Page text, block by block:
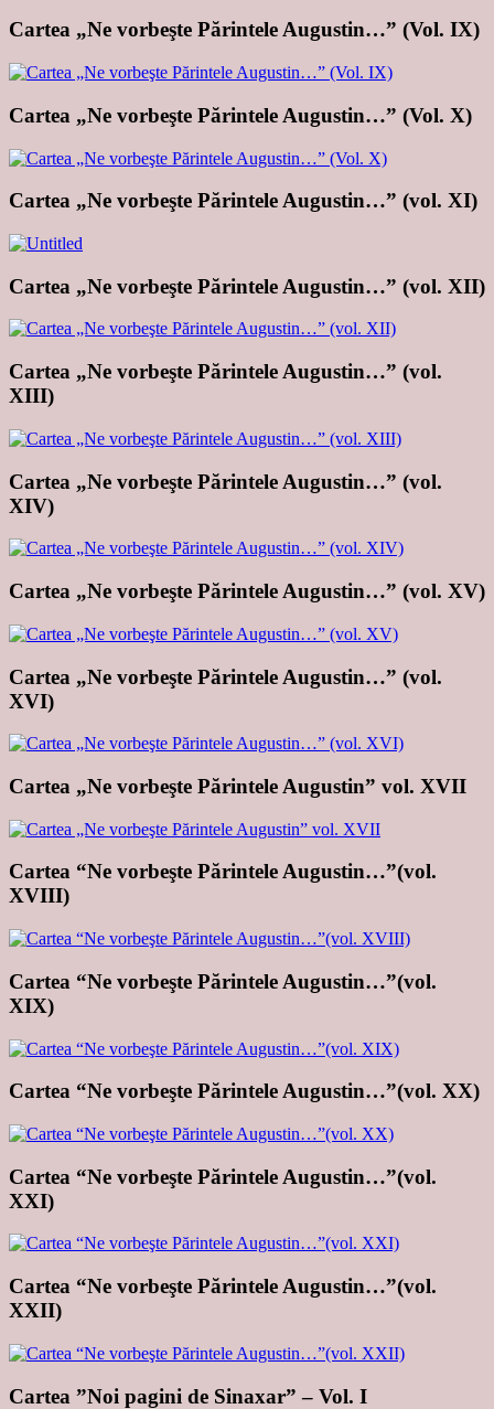
Cartea „Ne vorbeşte Părintele Augustin…” (Vol. IX)
Cartea „Ne vorbeşte Părintele Augustin…” (Vol. X)
Cartea „Ne vorbeşte Părintele Augustin…” (vol. XI)
Cartea „Ne vorbeşte Părintele Augustin…” (vol. XII)
Cartea „Ne vorbeşte Părintele Augustin…” (vol.
XIII)
Cartea „Ne vorbeşte Părintele Augustin…” (vol.
XIV)
Cartea „Ne vorbeşte Părintele Augustin…” (vol. XV)
Cartea „Ne vorbeşte Părintele Augustin…” (vol.
XVI)
Cartea „Ne vorbeşte Părintele Augustin” vol. XVII
Cartea “Ne vorbeşte Părintele Augustin…”(vol.
XVIII)
Cartea “Ne vorbeşte Părintele Augustin…”(vol.
XIX)
Cartea “Ne vorbeşte Părintele Augustin…”(vol. XX)
Cartea “Ne vorbeşte Părintele Augustin…”(vol.
XXI)
Cartea “Ne vorbeşte Părintele Augustin…”(vol.
XXII)
Cartea ”Noi pagini de Sinaxar” – Vol. I